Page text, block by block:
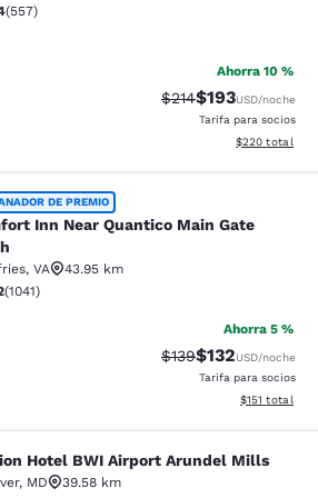
de 4.4 estrellas. Excelente. 557 reseñas
(557)
Ahorra 10 %
Precio tachado:
$214Precio con
$193USD/noche
Tarifa para socios
Ver detalles
$220 total
Quantico Main
DE PREMIO
Inn Near Quantico Main Gate
, VA
43.95 km
de 4.21 estrellas. Excelente. 1041 reseñas
(1041)
Ahorra 5 %
Precio tachado:
$139Precio con
$132USD/noche
Tarifa para socios
Ver detalles
$151 total
BWI Airport Arundel
Hotel BWI Airport Arundel Mills
, MD
39.58 km